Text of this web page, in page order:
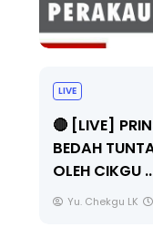
LIVE
🔴 [LIVE]
BEDAH
OLEH CIKGU
Yu. Chekgu LK